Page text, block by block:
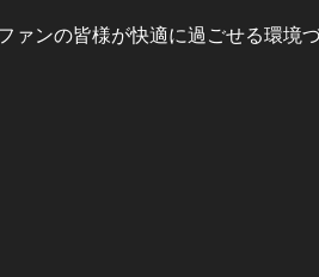
ァンの皆様が快適に過ごせる環境